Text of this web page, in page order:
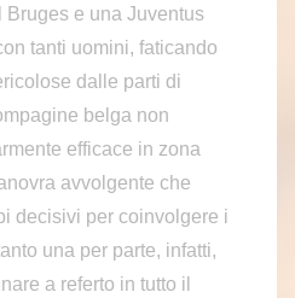
e una Juventus
tanti uomini, faticando
dalle parti di
belga non
efficace in zona
avvolgente che
decisivi per coinvolgere i
una per parte, infatti,
a referto in tutto il